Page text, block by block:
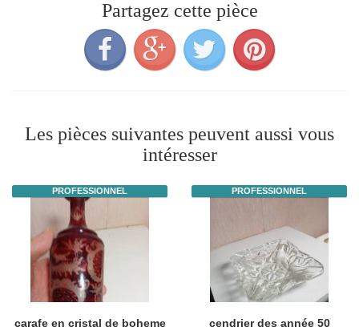
Partagez cette pièce
Les pièces suivantes peuvent aussi vous
intéresser
PROFESSIONNEL
carafe en cristal de boheme
PROFESSIONNEL
cendrier des année 50